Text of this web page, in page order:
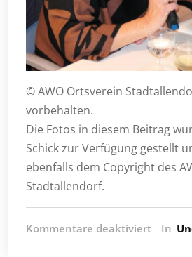
© AWO Ortsverein
vorbehalten.
Die Fotos in diesem Beitrag
Schick zur Verfügung gestellt
ebenfalls dem Copyright des
Stadtallendorf.
Kommentare deaktiviertfürIn